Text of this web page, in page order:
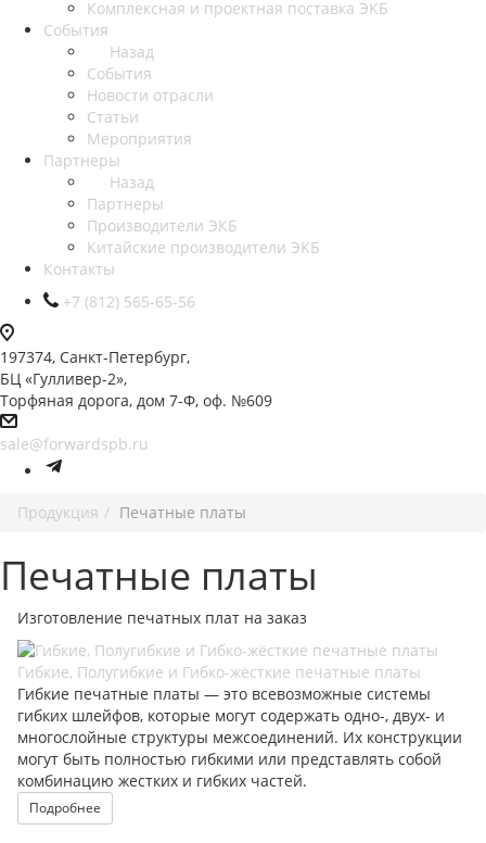
Комплексная и проектная поставка ЭКБ
События
Назад
События
Новости отрасли
Статьи
Мероприятия
Партнеры
Назад
Партнеры
Производители ЭКБ
Китайские производители ЭКБ
Контакты
+7 (812) 565-65-56
197374, Санкт-Петербург,
БЦ «Гулливер-2»,
Торфяная дорога, дом 7-Ф, оф. №609
sale@forwardspb.ru
Продукция Печатные платы
Печатные платы
Изготовление печатных плат на заказ
Гибкие, Полугибкие и Гибко-жёсткие печатные платы
Гибкие печатные платы — это всевозможные системы
гибких шлейфов, которые могут содержать одно-, двух- и
многослойные структуры межсоединений. Их конструкции
могут быть полностью гибкими или представлять собой
комбинацию жестких и гибких частей.
Подробнее